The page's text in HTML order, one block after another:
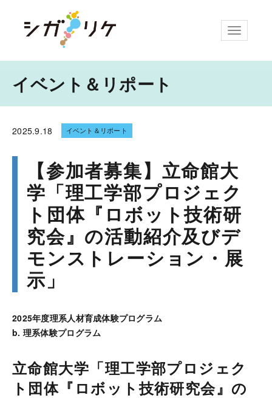
ナビゲー
イベント＆リポート
2025.9.18 イベント＆リポート
【参加者募集】立命館大
学「理工学部プロジェク
ト団体『ロボット技術研
究会』の活動紹介及びデ
モンストレーション・展
示」
2025年度理系人材育成体験プログラム
b. 理系体験プログラム
立命館大学「理工学部プロジェク
ト団体『ロボット技術研究会』の